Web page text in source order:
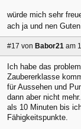
würde mich sehr
ach ja und nen
#17 von Babor21 am
Ich habe das
Zaubererklasse
für Aussehen und
dann aber nicht
als 10 Minuten bis
Fähigkeitspunkte.